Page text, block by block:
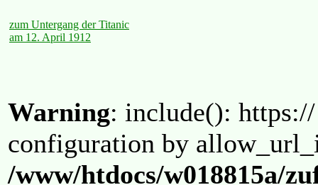
zum Untergang der Titanic
am 12. April 1912
Warning: include():
configuration by
/www/htdocs/w018815a/